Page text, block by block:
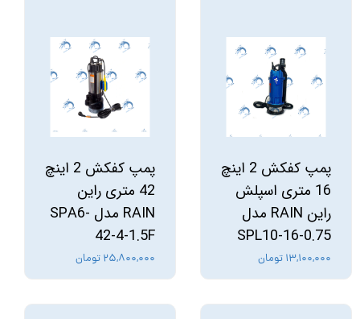
پمپ کفکش 2 اینچ
16 متری اسپلش
راین RAIN مدل
SPL10-16-0.75
۱۳,۱۰۰,۰۰۰ تومان
پمپ کفکش 2 اینچ
42 متری راین
RAIN مدل SPA6-
42-4-1.5F
۲۵,۸۰۰,۰۰۰ تومان